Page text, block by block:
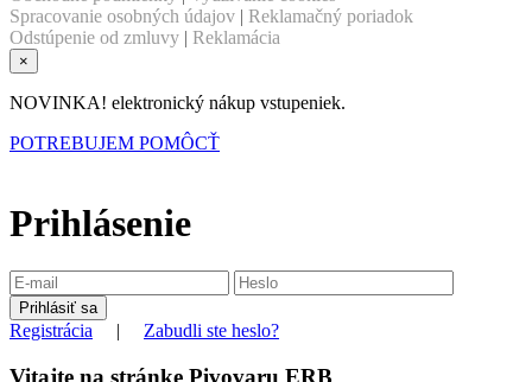
Spracovanie osobných údajov | Reklamačný poriadok
Odstúpenie od zmluvy | Reklamácia
×
NOVINKA! elektronický nákup vstupeniek.
POTREBUJEM POMÔCŤ
Prihlásenie
Registrácia | Zabudli ste heslo?
Vitajte na stránke Pivovaru ERB